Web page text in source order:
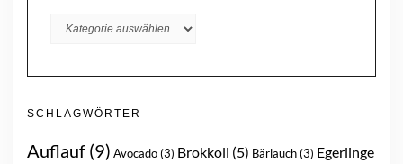
SCHLAGWÖRTER
Auflauf (9) Avocado(3) Brokkoli (5) Bärlauch(3) Egerlinge